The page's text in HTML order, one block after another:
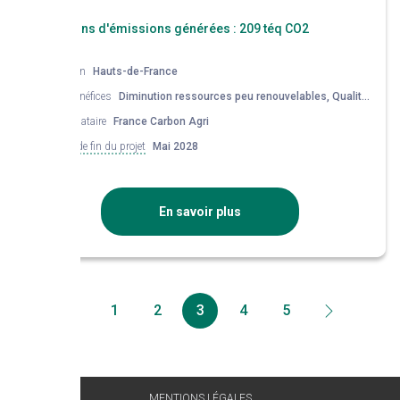
Réductions d'émissions générées : 209 téq CO2
Région
Hauts-de-France
Co-bénéfices
Diminution ressources peu renouvelables, Qualité
Mandataire
France Carbon Agri
Date de fin du projet
Mai 2028
En savoir plus
1 2 3 4 5